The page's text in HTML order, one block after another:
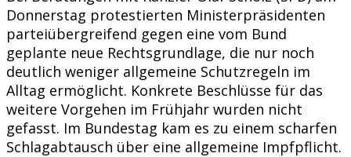
Donnerstag protestierten Ministerpräsidenten
parteiübergreifend gegen eine vom Bund
geplante neue Rechtsgrundlage, die nur noch
deutlich weniger allgemeine Schutzregeln im
Alltag ermöglicht. Konkrete Beschlüsse für das
weitere Vorgehen im Frühjahr wurden nicht
gefasst. Im Bundestag kam es zu einem scharfen
Schlagabtausch über eine allgemeine Impfpflicht.